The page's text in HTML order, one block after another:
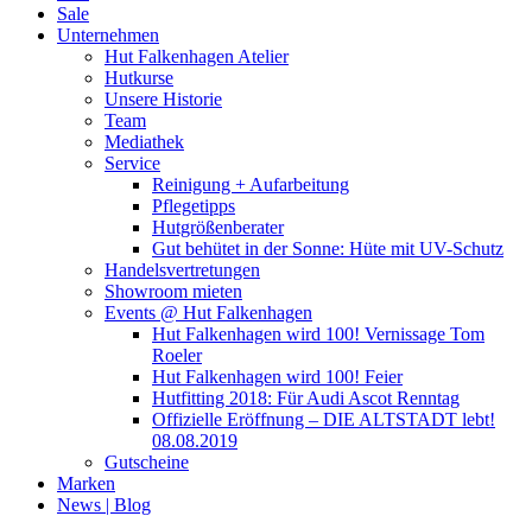
Sale
Unternehmen
Hut Falkenhagen Atelier
Hutkurse
Unsere Historie
Team
Mediathek
Service
Reinigung + Aufarbeitung
Pflegetipps
Hutgrößenberater
Gut behütet in der Sonne: Hüte mit UV-Schutz
Handelsvertretungen
Showroom mieten
Events @ Hut Falkenhagen
Hut Falkenhagen wird 100! Vernissage Tom
Roeler
Hut Falkenhagen wird 100! Feier
Hutfitting 2018: Für Audi Ascot Renntag
Offizielle Eröffnung – DIE ALTSTADT lebt!
08.08.2019
Gutscheine
Marken
News | Blog